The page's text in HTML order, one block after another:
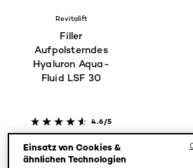
Revitalift
Filler
Aufpolsterndes
Hyaluron Aqua-
Fluid LSF 30
4.6/5
PRODUKT ANZEIGEN
Einsatz von Cookies &
ähnlichen Technologien